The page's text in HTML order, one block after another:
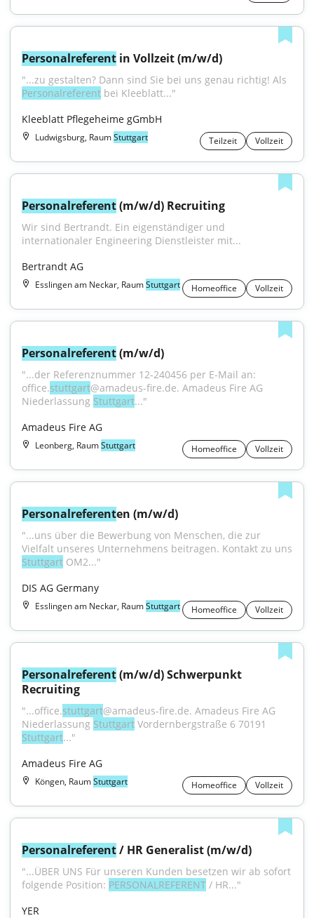
Personalreferent in Vollzeit (m/w/d)
Personalreferent bei Kleeblatt..."
Kleeblatt Pflegeheime gGmbH
Ludwigsburg, RaumStuttgart Teilzeit Vollzeit
Personalreferent (m/w/d) Recruiting
Wir sind Bertrandt. Ein eigenständiger und
internationaler Engineering Dienstleister mit...
Bertrandt AG
Esslingen am Neckar, RaumStuttgart Homeoffice Vollzeit
Personalreferent (m/w/d)
"...der Referenznummer 12-240456 per E-Mail an:
office.stuttgart@amadeus-fire.de. Amadeus Fire AG
Niederlassung Stuttgart..."
Amadeus Fire AG
Leonberg, RaumStuttgart Homeoffice Vollzeit
Personalreferenten (m/w/d)
"...uns über die Bewerbung von Menschen, die zur
Stuttgart OM2..."
DIS AG Germany
Esslingen am Neckar, RaumStuttgart Homeoffice Vollzeit
Personalreferent (m/w/d) Schwerpunkt
Recruiting
"...office.stuttgart@amadeus-fire.de. Amadeus Fire AG
Niederlassung Stuttgart
Stuttgart..."
Amadeus Fire AG
Köngen, RaumStuttgart Homeoffice Vollzeit
Personalreferent / HR Generalist (m/w/d)
"...ÜBER UNS Für unseren Kunden besetzen wir ab sofort
folgende Position: PERSONALREFERENT / HR..."
YER